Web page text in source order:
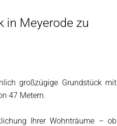
in Meyerode zu
großzügige Grundstück mit
47 Metern.
Ihrer Wohnträume – ob